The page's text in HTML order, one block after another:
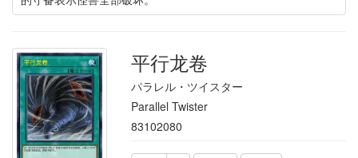
平行龙卷
パラレル・ツイスター
Parallel Twister
83102080